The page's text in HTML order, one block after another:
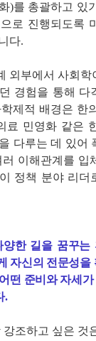
)를 총괄하고 있
로 진행되도록
다.
외부에서 사회
경험을 통해 다
제적 배경은 한
료 민영화 같은
다루는 데 있어
이해관계를 입
정책 분야 리더
한 길을 꿈꾸는
자신의 전문성을
떤 준비와 자세
.
조하고 싶은 것